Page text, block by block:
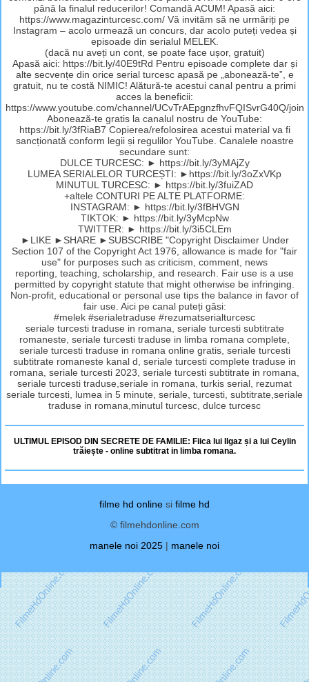
până la finalul reducerilor! Comandă ACUM! Apasă aici:
https://www.magazinturcesc.com/ Vă invităm să ne urmăriți pe
Instagram – acolo urmează un concurs, dar acolo puteți vedea și
episoade din serialul MELEK.
(dacă nu aveți un cont, se poate face ușor, gratuit)
Apasă aici: https://bit.ly/40E9tRd Pentru episoade complete dar și
alte secvențe din orice serial turcesc apasă pe „abonează-te”, e
gratuit, nu te costă NIMIC! Alătură-te acestui canal pentru a primi
acces la beneficii:
https://www.youtube.com/channel/UCvTrAEpgnzfhvFQISvrG40Q/join
Abonează-te gratis la canalul nostru de YouTube:
https://bit.ly/3fRiaB7 Copierea/refolosirea acestui material va fi
sancționată conform legii și regulilor YouTube. Canalele noastre
secundare sunt:
DULCE TURCESC: ► https://bit.ly/3yMAjZy
LUMEA SERIALELOR TURCEȘTI: ►https://bit.ly/3oZxVKp
MINUTUL TURCESC: ► https://bit.ly/3fuiZAD
+altele CONTURI PE ALTE PLATFORME:
INSTAGRAM: ► https://bit.ly/3fBHVGN
TIKTOK: ► https://bit.ly/3yMcpNw
TWITTER: ► https://bit.ly/3i5CLEm
►LIKE ►SHARE ►SUBSCRIBE "Copyright Disclaimer Under
Section 107 of the Copyright Act 1976, allowance is made for "fair
use" for purposes such as criticism, comment, news
reporting, teaching, scholarship, and research. Fair use is a use
permitted by copyright statute that might otherwise be infringing.
Non-profit, educational or personal use tips the balance in favor of
fair use. Aici pe canal puteți găsi:
#melek #serialetraduse #rezumatserialturcesc
seriale turcesti traduse in romana, seriale turcesti subtitrate
romaneste, seriale turcesti traduse in limba romana complete,
seriale turcesti traduse in romana online gratis, seriale turcesti
subtitrate romaneste kanal d, seriale turcesti complete traduse in
romana, seriale turcesti 2023, seriale turcesti subtitrate in romana,
seriale turcesti traduse,seriale in romana, turkis serial, rezumat
seriale turcesti, lumea in 5 minute, seriale, turcesti, subtitrate,seriale
traduse in romana,minutul turcesc, dulce turcesc
ULTIMUL EPISOD DIN SECRETE DE FAMILIE: Fiica lui Ilgaz și a lui Ceylin
trăiește - online subtitrat in limba romana.
filme hd online si filme hd
© filmehdonline.com
manele noi 2025 | manele noi